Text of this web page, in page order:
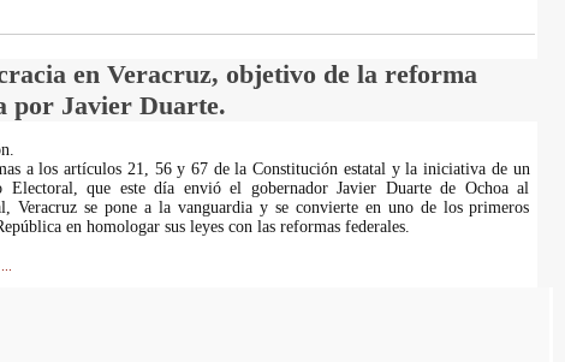
en Veracruz, objetivo de la reforma
por Javier Duarte.
a los artículos 21, 56 y 67 de la Constitución estatal y la iniciativa de un
Electoral, que este día envió el gobernador Javier Duarte de Ochoa al
Veracruz se pone a la vanguardia y se convierte en uno de los primeros
en homologar sus leyes con las reformas federales.